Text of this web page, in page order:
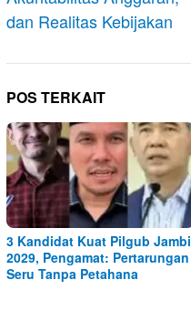
dan Realitas Kebijakan
POS TERKAIT
3 Kandidat Kuat Pilgub Jambi
2029, Pengamat: Pertarungan
Seru Tanpa Petahana